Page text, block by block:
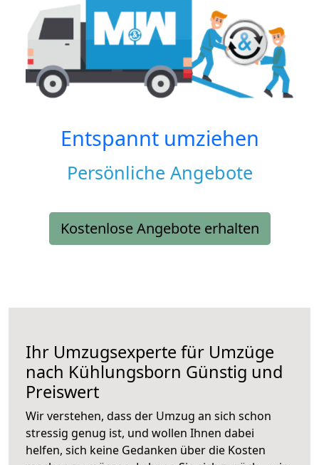
Entspannt umziehen
Persönliche Angebote
Kostenlose Angebote erhalten
Ihr Umzugsexperte für Umzüge
nach Kühlungsborn Günstig und
Preiswert
Wir verstehen, dass der Umzug an sich schon
stressig genug ist, und wollen Ihnen dabei
helfen, sich keine Gedanken über die Kosten